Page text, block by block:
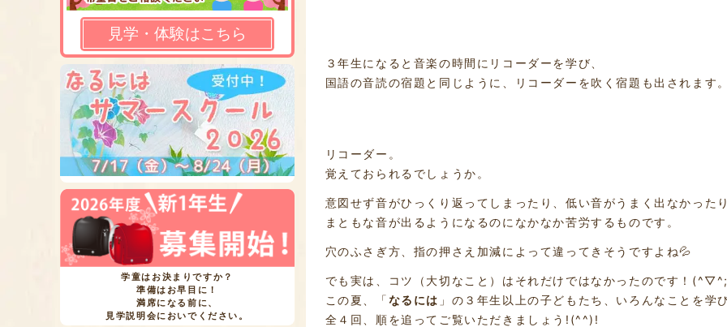
３年生になると音楽の時間にリコーダーを学び、
国語の音読の宿題と同じように、リコーダーを吹く宿題も出されます
リコーダー。
覚えておられるでしょうか。
意図せず音がひっくり返ってしまったり、低い音がうまく出なかった
まともな音が出るようになるのになかなか苦労するものです。
穴のふさぎ方、指の押さえ加減によって違ってきそうですよね💦
でも実は、コツ（大切なこと）はそれだけではなかったのです！
この夏、「なるには 」の３年生以上の子どもたち、いろんなことを学
全４回、順を追ってご覧いただきましょう!(^^)!
見学・体験はこちら
学童はお決まりですか？
準備はお早目に！
満席になる前に、
見学説明会においでください。